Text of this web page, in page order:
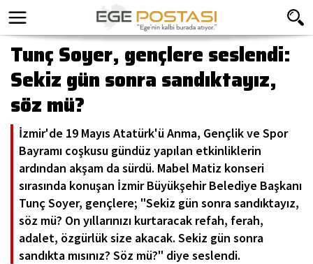
Tunç Soyer, gençlere seslendi:
Sekiz gün sonra sandıktayız,
söz mü?
İzmir'de 19 Mayıs Atatürk'ü Anma, Gençlik ve Spor
Bayramı coşkusu gündüz yapılan etkinliklerin
ardından akşam da sürdü. Mabel Matiz konseri
sırasında konuşan İzmir Büyükşehir Belediye Başkanı
Tunç Soyer, gençlere; "Sekiz gün sonra sandıktayız,
söz mü? On yıllarınızı kurtaracak refah, ferah,
adalet, özgürlük size akacak. Sekiz gün sonra
sandıkta mısınız? Söz mü?" diye seslendi.